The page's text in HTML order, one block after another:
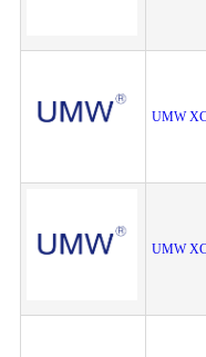
UMW
UMW